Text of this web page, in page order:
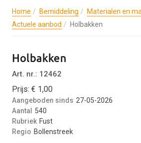
Home Bemiddeling
Materialen en
Actuele aanbod
Holbakken
Holbakken
Art. nr.: 12462
Prijs: € 1,00
Aangeboden sinds 27-05-2026
Aantal
540
Rubriek Fust
Regio Bollenstreek